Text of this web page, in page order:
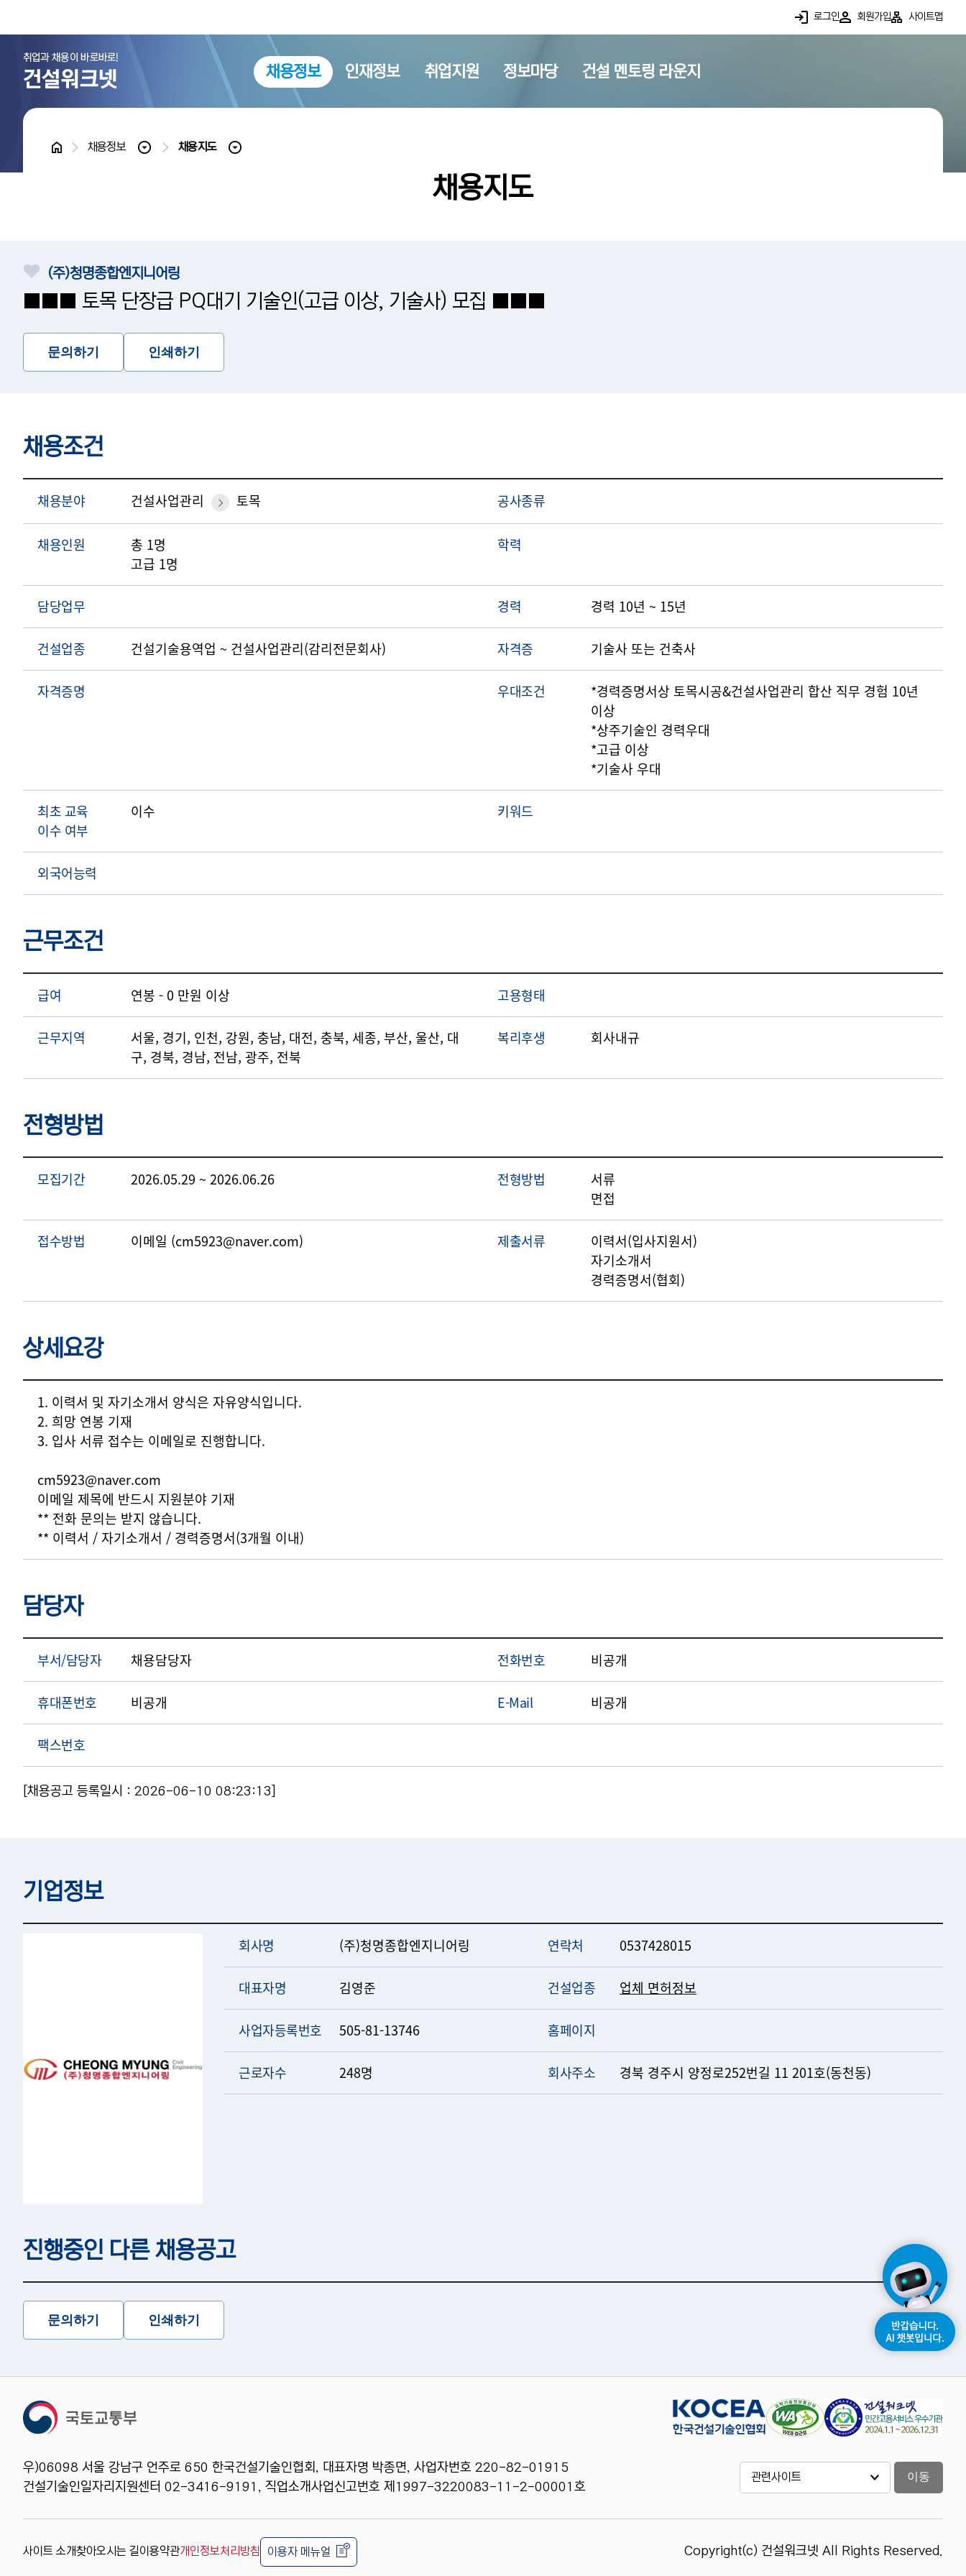
로그인 회원가입 사이트맵
채용정보 인재정보 취업지원 정보마당 건설 멘토링 라운지
홈 채용정보 채용지도
채용지도
(주)청명종합엔지니어링
■■■ 토목 단장급 PQ대기 기술인(고급 이상, 기술사) 모집 ■■■
문의하기 인쇄하기
채용조건
채용분야 건설사업관리 토목 공사종류
채용인원
총 1명
고급 1명
학력
담당업무 경력 경력 10년 ~ 15년
건설업종 건설기술용역업 ~ 건설사업관리(감리전문회사) 자격증 기술사 또는 건축사
자격증명 우대조건
*경력증명서상 토목시공&건설사업관리 합산 직무 경험 10년
이상
*상주기술인 경력우대
*고급 이상
*기술사 우대
최초 교육
이수 여부
이수 키워드
외국어능력
근무조건
급여 연봉 - 0 만원 이상 고용형태
근무지역
서울, 경기, 인천, 강원, 충남, 대전, 충북, 세종, 부산, 울산, 대
구, 경북, 경남, 전남, 광주, 전북
복리후생 회사내규
전형방법
모집기간 2026.05.29 ~ 2026.06.26 전형방법
서류
면접
접수방법 이메일 (cm5923@naver.com) 제출서류
이력서(입사지원서)
자기소개서
경력증명서(협회)
상세요강
상세요강
1. 이력서 및 자기소개서 양식은 자유양식입니다.
2. 희망 연봉 기재
3. 입사 서류 접수는 이메일로 진행합니다.
cm5923@naver.com
이메일 제목에 반드시 지원분야 기재
** 전화 문의는 받지 않습니다.
** 이력서 / 자기소개서 / 경력증명서(3개월 이내)
담당자
부서/담당자 채용담당자 전화번호 비공개
휴대폰번호 비공개 E-Mail 비공개
팩스번호
[채용공고 등록일시 : 2026-06-10 08:23:13]
기업정보
회사명 (주)청명종합엔지니어링 연락처 0537428015
대표자명 김영준 건설업종 업체 면허정보
사업자등록번호 505-81-13746 홈페이지
근로자수 248명 회사주소 경북 경주시 양정로252번길 11 201호(동천동)
진행중인 다른 채용공고
문의하기 인쇄하기
우)06098 서울 강남구 언주로 650 한국건설기술인협회, 대표자명 박종면, 사업자번호 220-82-01915
건설기술인일자리지원센터 02-3416-9191, 직업소개사업신고번호 제1997-3220083-11-2-00001호
이동
사이트 소개찾아오시는 길이용약관개인정보처리방침 이용자 메뉴얼 Copyright(c) 건설워크넷 All Rights Reserved.